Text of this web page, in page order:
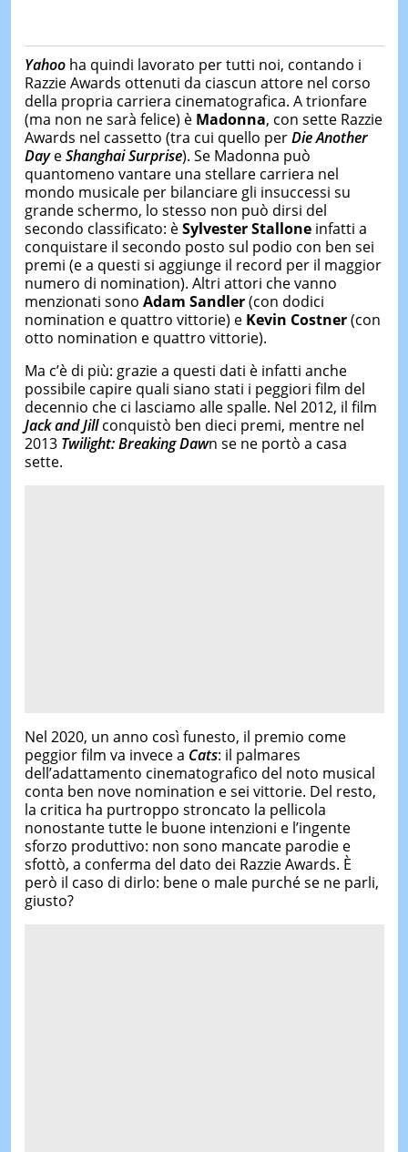
Yahooha quindi lavorato per tutti noi, contando i
Razzie Awards ottenuti da ciascun attore nel corso
della propria carriera cinematografica. A trionfare
(ma non ne sarà felice) è Madonna, con sette Razzie
Awards nel cassetto (tra cui quello perDie Another
DayeShanghai Surprise). Se Madonna può
quantomeno vantare una stellare carriera nel
mondo musicale per bilanciare gli insuccessi su
grande schermo, lo stesso non può dirsi del
secondo classificato: èSylvester Stalloneinfatti a
conquistare il secondo posto sul podio con ben sei
premi (e a questi si aggiunge il record per il maggior
numero di nomination). Altri attori che vanno
menzionati sono Adam Sandler(con dodici
nomination e quattro vittorie) e Kevin Costner(con
otto nomination e quattro vittorie).
Ma c’è di più: grazie a questi dati è infatti anche
possibile capire quali siano stati i peggiori film del
decennio che ci lasciamo alle spalle. Nel 2012, il film
Jack and Jillconquistò ben dieci premi, mentre nel
2013 Twilight: Breaking Dawn se ne portò a casa
sette.
Nel 2020, un anno così funesto, il premio come
peggior film va invece a Cats: il palmares
dell’adattamento cinematografico del noto musical
conta ben nove nomination e sei vittorie. Del resto,
la critica ha purtroppo stroncato la pellicola
nonostante tutte le buone intenzioni e l’ingente
sforzo produttivo: non sono mancate parodie e
sfottò, a conferma del dato dei Razzie Awards. È
però il caso di dirlo: bene o male purché se ne parli,
giusto?